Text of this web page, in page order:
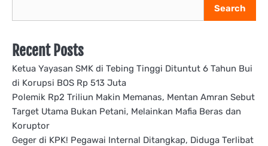
Search
Recent Posts
Ketua Yayasan SMK di Tebing Tinggi Dituntut 6 Tahun Bui
di Korupsi BOS Rp 513 Juta
Polemik Rp2 Triliun Makin Memanas, Mentan Amran Sebut
Target Utama Bukan Petani, Melainkan Mafia Beras dan
Koruptor
Geger di KPK! Pegawai Internal Ditangkap, Diduga Terlibat